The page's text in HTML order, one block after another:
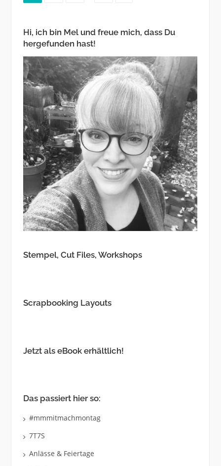
Hi, ich bin Mel und freue mich, dass Du
hergefunden hast!
Stempel, Cut Files, Workshops
Scrapbooking Layouts
Jetzt als eBook erhältlich!
Das passiert hier so:
#mmmitmachmontag
7T7S
Anlässe & Feiertage